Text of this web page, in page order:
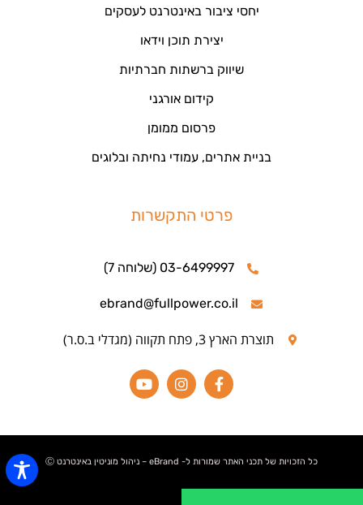
יחסי ציבור באינטרנט לעסקים
יצירת תוכן וידאו
שיווק ברשתות חברתיות
קידום אורגני
פרסום ממומן
בניית אתרים, עמודי נחיתה ובלוגים
פרטי התקשרות
03-6499997 (שלוחה 7)
ebrand@fullpower.co.il
תוצרת הארץ 3, פתח תקווה (מגדלי ב.ס.ר)
כל הזכויות של תכני האתר שמורות ל- eBrand – ניהול מוניטין באינטרנט Ⓒ